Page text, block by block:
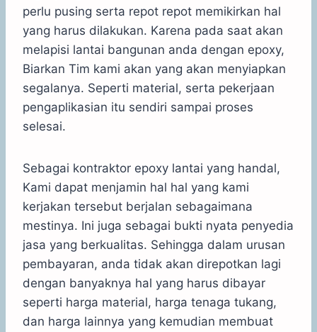
perlu pusing serta repot repot memikirkan hal
yang harus dilakukan. Karena pada saat akan
melapisi lantai bangunan anda dengan epoxy,
Biarkan Tim kami akan yang akan menyiapkan
segalanya. Seperti material, serta pekerjaan
pengaplikasian itu sendiri sampai proses
selesai.
Sebagai kontraktor epoxy lantai yang handal,
Kami dapat menjamin hal hal yang kami
kerjakan tersebut berjalan sebagaimana
mestinya. Ini juga sebagai bukti nyata penyedia
jasa yang berkualitas. Sehingga dalam urusan
pembayaran, anda tidak akan direpotkan lagi
dengan banyaknya hal yang harus dibayar
seperti harga material, harga tenaga tukang,
dan harga lainnya yang kemudian membuat